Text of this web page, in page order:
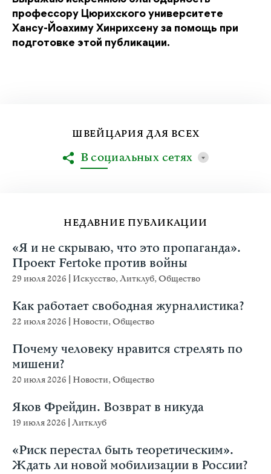
профессору Цюрихского университете
Хансу-Йоахиму Хинрихсену за помощь при
подготовке этой публикации.
НЕДАВНИЕ ПУБЛИКАЦИИ
«Я и не скрываю, что это пропаганда».
Проект Fertoke против войны
29 июля 2026 Искусство,Литклуб,Общество
Как работает свободная журналистика?
22 июля 2026 Новости,Общество
Почему человеку нравится стрелять по
мишени?
20 июля 2026 Новости,Общество
Яков Фрейдин. Возврат в никуда
19 июля 2026 Литклуб
«Риск перестал быть теоретическим».
Ждать ли новой мобилизации в России?
ШВЕЙЦАРИЯ ДЛЯ ВСЕХ
В социальных сетях